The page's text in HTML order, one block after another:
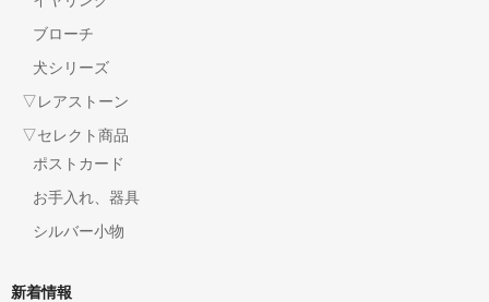
ブローチ
犬シリーズ
▽レアストーン
▽セレクト商品
ポストカード
お手入れ、器具
シルバー小物
新着情報